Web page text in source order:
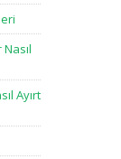
Ayırt